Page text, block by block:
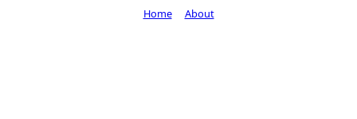
Home About